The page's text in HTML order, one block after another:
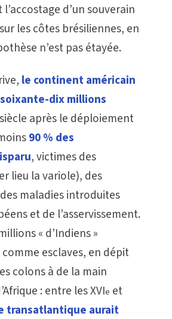
d’un souverain
les côtes brésiliennes, en
n’est pas étayée.
le continent américain
dix millions
après le déploiement
90 % des
, victimes des
lieu la variole), des
maladies introduites
et de l’asservissement.
« d’Indiens »
esclaves, en dépit
colons à de la main
: entre les XVIe et
transatlantique aurait